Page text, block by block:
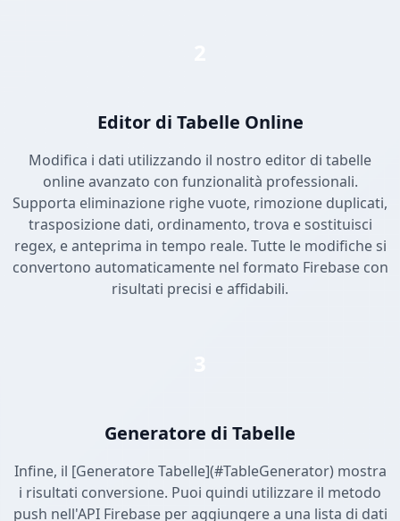
Editor di Tabelle Online
Modifica i dati utilizzando il nostro editor di tabelle
online avanzato con funzionalità professionali.
Supporta eliminazione righe vuote, rimozione duplicati,
trasposizione dati, ordinamento, trova e sostituisci
regex, e anteprima in tempo reale. Tutte le modifiche si
convertono automaticamente nel formato Firebase con
risultati precisi e affidabili.
Generatore di Tabelle
Infine, il [Generatore Tabelle](#TableGenerator) mostra
i risultati conversione. Puoi quindi utilizzare il metodo
push nell'API Firebase per aggiungere a una lista di dati